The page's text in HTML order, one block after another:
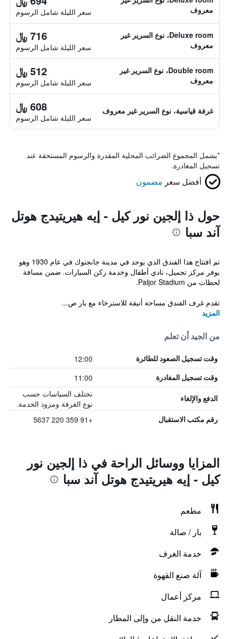
معروف
سعر الليلة شامل الرسوم
Deluxe room، نوع السرير غير
معروف
716 ﷼
سعر الليلة شامل الرسوم
Double room، نوع السرير غير
معروف
512 ﷼
سعر الليلة شامل الرسوم
غرفة قياسية، نوع السرير غير معروف 608 ﷼
سعر الليلة شامل الرسوم
*يشمل المجموع الضرائب المحلية المقدرة والرسوم المستحقة عند
تسجيل المغادرة.
أفضل سعر مضمون
حول ذا إلجين نور كيل - إيه هيريتيدج هوتل
آند سبا
تم افتتاح هذا الفندق الذي يوجد في مدينة جانجتوك في عام 1930 وهو
يوفر مركز تجميل، نادي أطفال وخدمة ركن السيارات. ضمن مسافة
لحظات من Paljor Stadium.
تقدم غرف الفندق مساحة أنيقة للاسترخاء مع بار ص...
المزيد
من الجيد أن تعلم
وقت تسجيل الصعود للطائرة 12:00
وقت تسجيل المغادرة 11:00
الدفع والإلغاء
تختلف السياسات حسب
نوع الغرفة ومزود الخدمة.
رقم مكتب الاستقبال +91 359 220 5637
المزايا ووسائل الراحة في ذا إلجين نور
كيل - إيه هيريتيدج هوتل آند سبا
مطعم
بار / صالة
خدمة الغرف
آلة صنع القهوة
مركز أعمال
خدمة النقل من وإلى المطار